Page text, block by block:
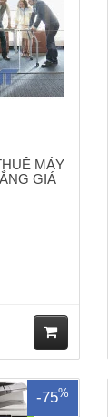
MÁY
GIÁ
ua
-75%
DỊCH VỤ
bản
phụ
2...